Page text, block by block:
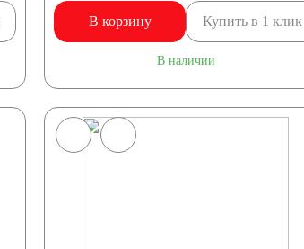
В корзину Купить в 1 клик
В наличии